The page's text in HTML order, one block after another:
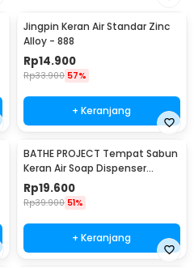
Jingpin Keran Air Standar Zinc
Alloy - 888
Rp14.900
Rp33.900 57%
+ Keranjang
BATHE PROJECT Tempat Sabun
Keran Air Soap Dispenser
300ml - JJ-3122
Rp19.600
Rp39.900 51%
+ Keranjang